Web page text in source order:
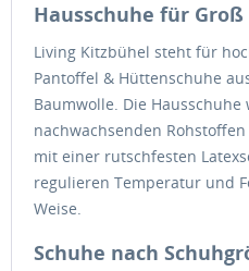
Hausschuhe für
Living Kitzbühel steht für
Pantoffel & Hüttenschuhe
Baumwolle. Die Hausschuhe
nachwachsenden
mit einer rutschfesten
regulieren Temperatur und
Weise.
Schuhe nach